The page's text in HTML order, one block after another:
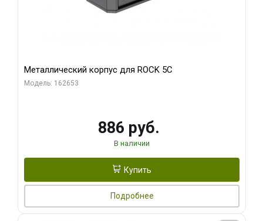
Металлический корпус для ROCK 5C
Модель: 162653
886 руб.
В наличии
Купить
Подробнее